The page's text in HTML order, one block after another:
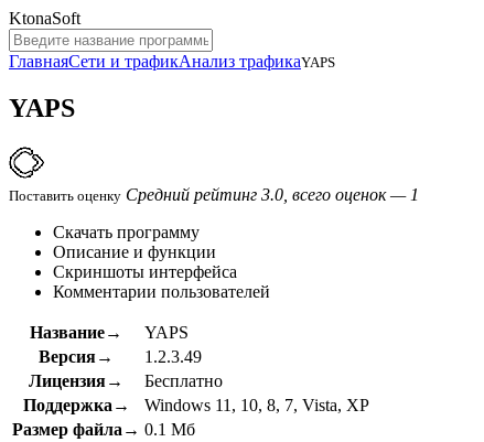
KtonaSoft
ГлавнаяСети и трафикАнализ трафикаYAPS
YAPS
Поставить оценку Средний рейтинг 3.0, всего оценок — 1
Скачать программу
Описание и функции
Скриншоты интерфейса
Комментарии пользователей
Название→
YAPS
Версия→
1.2.3.49
Лицензия→
Бесплатно
Поддержка→
Windows 11, 10, 8, 7, Vista, XP
Размер файла→ 0.1 Мб